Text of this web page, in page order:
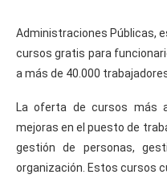
Administraciones Públicas,
cursos gratis para
a más de 40.000
La oferta de cursos más
mejoras en el puesto de
gestión de personas,
organización. Estos cursos